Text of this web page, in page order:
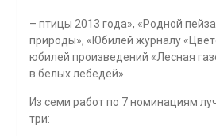
– птицы 2013 года», «Родной
природы», «Юбилей журналу
юбилей произведений «Лесная
в белых лебедей».
Из семи работ по 7 номинациям
три: